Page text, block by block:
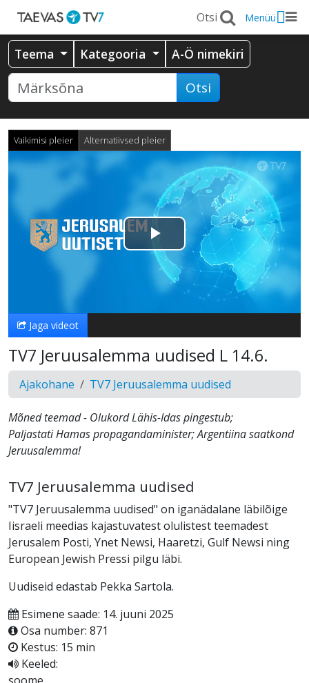
Menüü
Teema Kategooria A-Ö nimekiri
Otsi
Vaikimisi pleier Alternatiivsed pleier
Esita
video
Jaga videot
TV7 Jeruusalemma uudised L 14.6.
Ajakohane TV7 Jeruusalemma uudised
Mõned teemad - Olukord Lähis-Idas pingestub;
Paljastati Hamas propagandaminister; Argentiina saatkond
Jeruusalemma!
TV7 Jeruusalemma uudised
"TV7 Jeruusalemma uudised" on iganädalane läbilõige
Iisraeli meedias kajastuvatest olulistest teemadest
Jerusalem Posti, Ynet Newsi, Haaretzi, Gulf Newsi ning
European Jewish Pressi pilgu läbi.
Uudiseid edastab Pekka Sartola.
Esimene saade: 14. juuni 2025
Osa number: 871
Kestus: 15 min
Keeled:
soome